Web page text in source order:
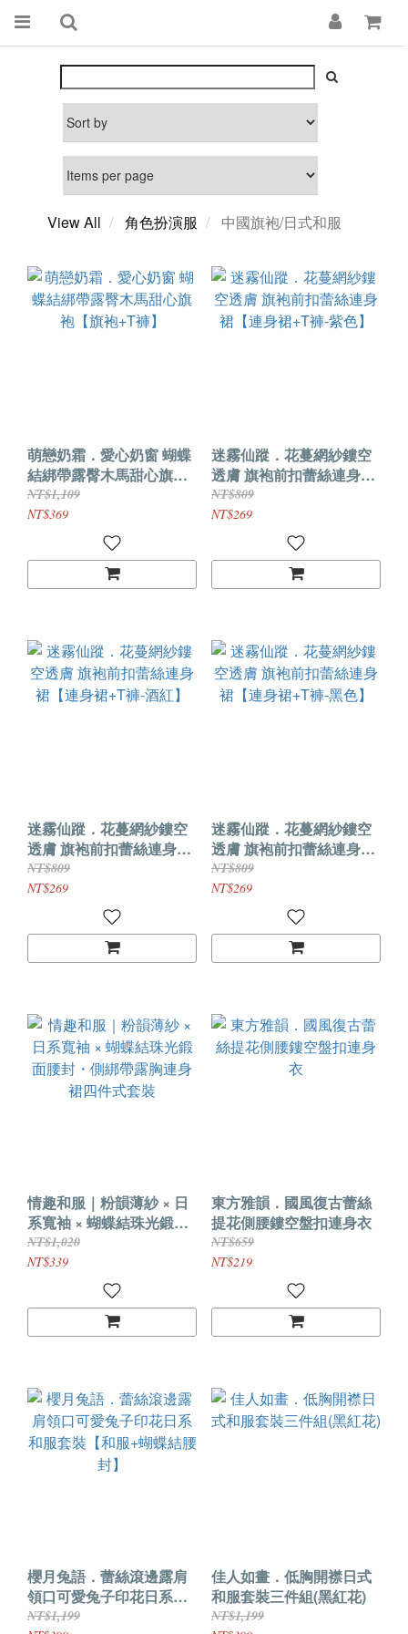
View All 角色扮演服 中國旗袍/日式和服
萌戀奶霜．愛心奶窗 蝴蝶
結綁帶露臀木馬甜心旗袍
【旗袍+T褲】
NT$1,109
NT$369
迷霧仙蹤．花蔓網紗鏤空
透膚 旗袍前扣蕾絲連身裙
【連身裙+T褲-紫色】
NT$809
NT$269
迷霧仙蹤．花蔓網紗鏤空
透膚 旗袍前扣蕾絲連身裙
【連身裙+T褲-酒紅】
NT$809
NT$269
迷霧仙蹤．花蔓網紗鏤空
透膚 旗袍前扣蕾絲連身裙
【連身裙+T褲-黑色】
NT$809
NT$269
情趣和服｜粉韻薄紗 × 日
系寬袖 × 蝴蝶結珠光鍛面
腰封・側綁帶露胸連身裙
四件式套裝
NT$1,020
NT$339
東方雅韻．國風復古蕾絲
提花側腰鏤空盤扣連身衣
NT$659
NT$219
櫻月兔語．蕾絲滾邊露肩
領口可愛兔子印花日系和
服套裝【和服+蝴蝶結腰
NT$1,199
佳人如畫．低胸開襟日式
和服套裝三件組(黑紅花)
NT$1,199